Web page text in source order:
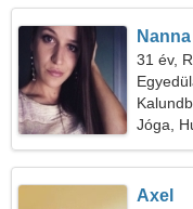
Nanna
31 év,
Jóga,
Axel